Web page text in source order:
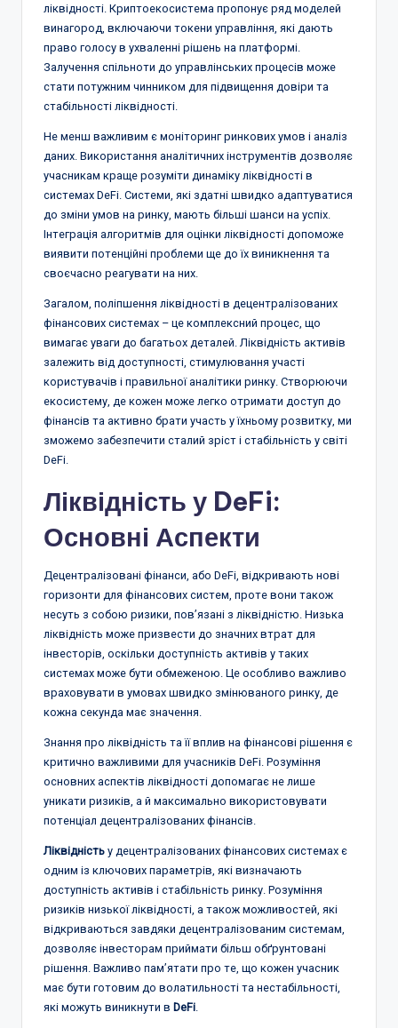
ліквідності. Криптоекосистема пропонує ряд моделей
винагород, включаючи токени управління, які дають
право голосу в ухваленні рішень на платформі.
Залучення спільноти до управлінських процесів може
стати потужним чинником для підвищення довіри та
стабільності ліквідності.
Не менш важливим є моніторинг ринкових умов і аналіз
даних. Використання аналітичних інструментів дозволяє
учасникам краще розуміти динаміку ліквідності в
системах DeFi. Системи, які здатні швидко адаптуватися
до зміни умов на ринку, мають більші шанси на успіх.
Інтеграція алгоритмів для оцінки ліквідності допоможе
виявити потенційні проблеми ще до їх виникнення та
своєчасно реагувати на них.
Загалом, поліпшення ліквідності в децентралізованих
фінансових системах – це комплексний процес, що
вимагає уваги до багатьох деталей. Ліквідність активів
залежить від доступності, стимулювання участі
користувачів і правильної аналітики ринку. Створюючи
екосистему, де кожен може легко отримати доступ до
фінансів та активно брати участь у їхньому розвитку, ми
зможемо забезпечити сталий зріст і стабільність у світі
DeFi.
Ліквідність у DeFi:
Основні Аспекти
Децентралізовані фінанси, або DeFi, відкривають нові
горизонти для фінансових систем, проте вони також
несуть з собою ризики, пов’язані з ліквідністю. Низька
ліквідність може призвести до значних втрат для
інвесторів, оскільки доступність активів у таких
системах може бути обмеженою. Це особливо важливо
враховувати в умовах швидко змінюваного ринку, де
кожна секунда має значення.
Знання про ліквідність та її вплив на фінансові рішення є
критично важливими для учасників DeFi. Розуміння
основних аспектів ліквідності допомагає не лише
уникати ризиків, а й максимально використовувати
потенціал децентралізованих фінансів.
Ліквідність у децентралізованих фінансових системах є
одним із ключових параметрів, які визначають
доступність активів і стабільність ринку. Розуміння
ризиків низької ліквідності, а також можливостей, які
відкриваються завдяки децентралізованим системам,
дозволяє інвесторам приймати більш обґрунтовані
рішення. Важливо пам’ятати про те, що кожен учасник
має бути готовим до волатильності та нестабільності,
які можуть виникнути в DeFi